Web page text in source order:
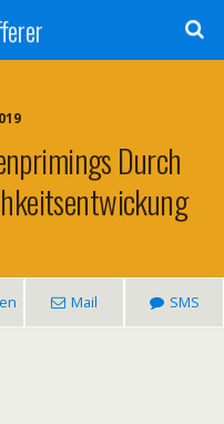
Durch
Mail SMS